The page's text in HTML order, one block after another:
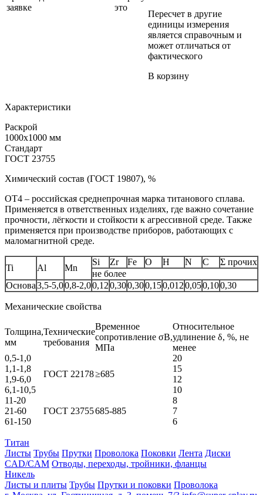
заявке
это
Пересчет в другие
единицы измерения
является справочным и
может отличаться от
фактического
В корзину
Характеристики
Раскрой
1000x1000 мм
Стандарт
ГОСТ 23755
Химический состав (ГОСТ 19807), %
ОТ4 – российская среднепрочная марка титанового сплава.
Применяется в ответственных изделиях, где важно сочетание
прочности, лёгкости и стойкости к агрессивной среде. Также
применяется при производстве приборов, работающих с
маломагнитной среде.
Ti Al Mn
Si Zr Fe O H N C
Σ прочих
не более
Основа3,5-5,00,8-2,00,120,300,300,150,0120,050,100,30
Механические свойства
Толщина,
мм
Технические
требования
Временное
сопротивление σB,
МПа
Относительное
удлинение δ, %, не
менее
0,5-1,0
ГОСТ 22178≥685
20
1,1-1,8
15
1,9-6,0
12
6,1-10,5
10
11-20
ГОСТ 23755685-885
8
21-60
7
61-150
6
Титан
Листы Трубы Прутки Проволока Поковки Лента Диски
CAD/CAM Отводы, переходы, тройники, фланцы
Никель
Листы и плиты Трубы Прутки и поковки Проволока